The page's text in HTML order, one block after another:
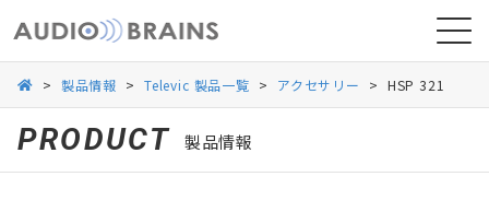
> 製品情報 > Televic 製品一覧 > アクセサリー > HSP 321
PRODUCT 製品情報